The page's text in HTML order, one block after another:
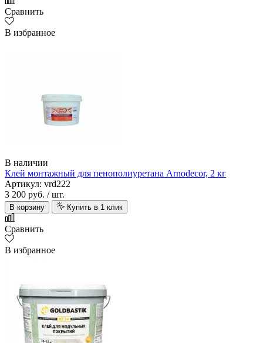
Сравнить
В избранное
В наличии
Клей монтажный для пенополиуретана Arnodecor, 2 кг
Артикул: vrd222
3 200 руб. / шт.
В корзину Купить в 1 клик
Сравнить
В избранное